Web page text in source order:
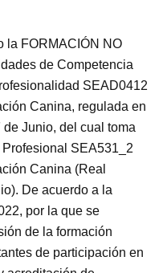
la FORMACIÓN NO
de Competencia
SEAD0412
Canina, regulada en
Junio, del cual toma
SEA531_2
Canina (Real
De acuerdo a la
por la que se
de la formación
de participación en